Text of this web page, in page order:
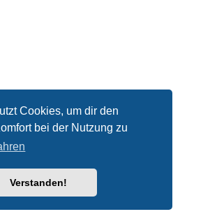
Cookies, um dir den
bei der Nutzung zu
Verstanden!